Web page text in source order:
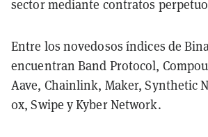
sector mediante contratos
Entre los novedosos índices de
encuentran Band Protocol,
Aave, Chainlink, Maker, Synthetic
0x, Swipe y Kyber Network.